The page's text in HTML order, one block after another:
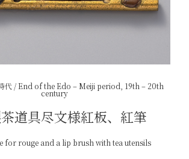
代 / End of the Edo – Meiji period, 19th – 20th
century
道具尽文様紅板、紅筆
for rouge and a lip brush with tea utensils